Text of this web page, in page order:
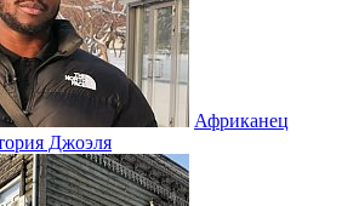
Африканец
Джоэля